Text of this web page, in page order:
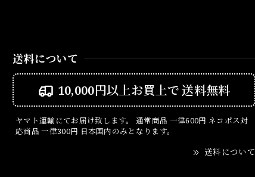
送料について
10,000円以上お買上で送料無料
ヤマト運輸にてお届け致します。 通常商品 一律600円 ネコポス対
応商品 一律300円 日本国内のみとなります。
送料について